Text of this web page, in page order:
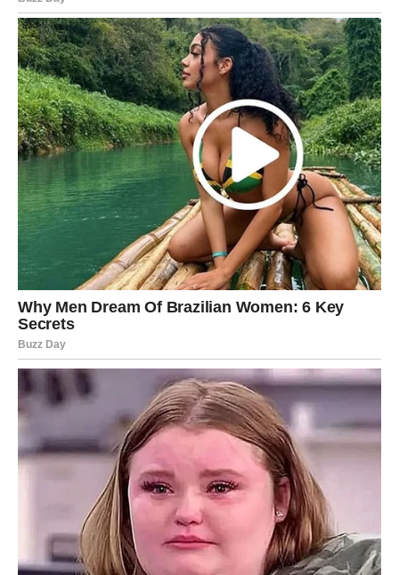
Finansijska situacija postaje stabilnija, ali najveće
iznenađenje dolazi kroz događaj koji niste mogli zamisliti
ni u snu. Može biti vezan za ostvarenje velike želje, važan
životni preokret ili priliku koja mijenja način na koji
gledate svoju budućnost.
Ono što dolazi ostaviće snažan trag na ostatak godine.
Do kraja 2026. godine mnogi znakovi prolaze kroz važne
životne preokrete. Nekome se vraća bivša ljubav, nekome
dolazi finansijska nagrada, a neko dobija priliku koja
nadmašuje sva očekivanja.
Posebno se izdvajaju Ribe, Strijelac i Vaga, kojima
zvijezde donose najviše uzbuđenja, sreće i događaja koji
mogu promijeniti tok narednih mjeseci. Ipak, svaki znak
dobija priliku da napiše novo poglavlje svoje priče.
Sudbina ima neobičan način da nas iznenadi. A do kraja
godine mnogi će se uvjeriti koliko neočekivano život
može postati lijep.